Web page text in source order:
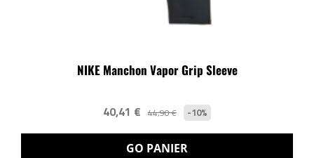
NIKE Manchon Vapor Grip Sleeve
40,41 € 44,90 € -10%
GO PANIER